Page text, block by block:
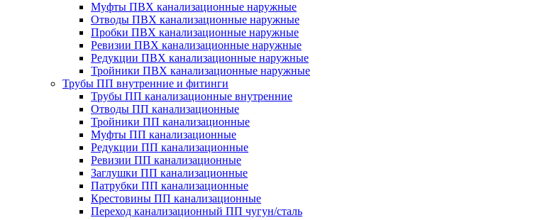
Муфты ПВХ канализационные наружные
Отводы ПВХ канализационные наружные
Пробки ПВХ канализационные наружные
Ревизии ПВХ канализационные наружные
Редукции ПВХ канализационные наружные
Тройники ПВХ канализационные наружные
Трубы ПП внутренние и фитинги
Трубы ПП канализационные внутренние
Отводы ПП канализационные
Тройники ПП канализационные
Муфты ПП канализационные
Редукции ПП канализационные
Ревизии ПП канализационные
Заглушки ПП канализационные
Патрубки ПП канализационные
Крестовины ПП канализационные
Переход канализационный ПП чугун/сталь